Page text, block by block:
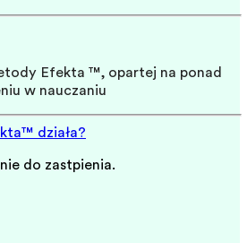
Efekta ™, opartej na ponad
w nauczaniu
działa?
do zastąpienia.